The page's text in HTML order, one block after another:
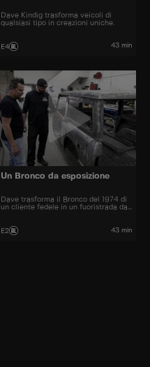
Dave Kindig trasforma veicoli di
qualsiasi tipo in creazioni uniche.
E4 43 min
Un Bronco da esposizione
Dave trasforma il Bronco del 1974 di
un cliente fedele in un fuoristrada da
E2 43 min